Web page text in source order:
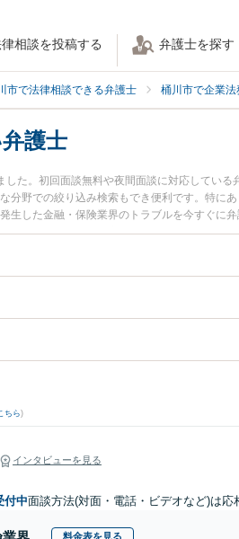
相談を投稿する 弁護士を探す
市で法律相談できる弁護士 桶川市で企業
護士
た。初回面談無料や夜間面談に対応してい
分野での絞り込み検索もでき便利です。特に
生した金融・保険業界のトラブルを今すぐに
法律相談できる桶川市内の弁護士に相談予約
ちら)
インタビューを見る
付中面談方法(対面・電話・ビデオなど)は応
料金表を見る